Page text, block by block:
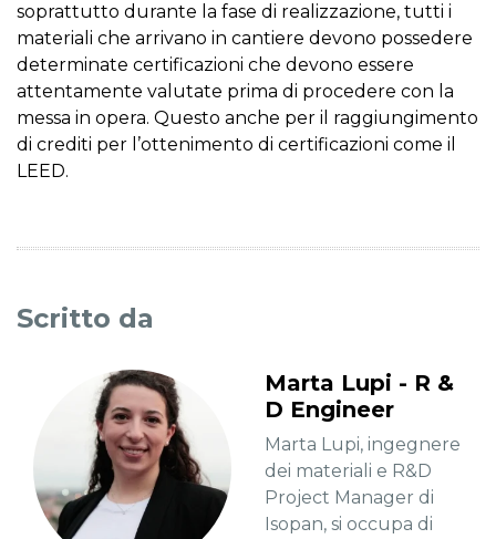
soprattutto durante la fase di realizzazione, tutti i
materiali che arrivano in cantiere devono possedere
determinate certificazioni che devono essere
attentamente valutate prima di procedere con la
messa in opera. Questo anche per il raggiungimento
di crediti per l’ottenimento di certificazioni come il
LEED.
Scritto da
Marta Lupi - R &
D Engineer
Marta Lupi, ingegnere
dei materiali e R&D
Project Manager di
Isopan, si occupa di